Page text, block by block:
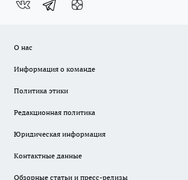
О нас
Информация о команде
Политика этики
Редакционная политика
Юридическая информация
Контактные данные
Обзорные статьи и пресс-релизы